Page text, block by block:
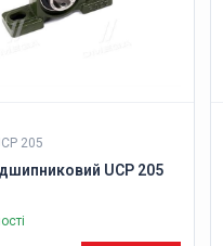
205
UCP 205